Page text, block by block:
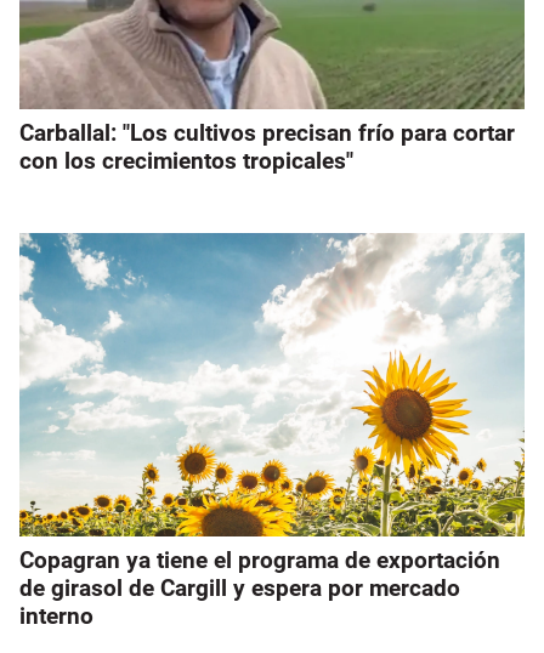
Carballal: "Los cultivos precisan frío para cortar
con los crecimientos tropicales"
Copagran ya tiene el programa de exportación
de girasol de Cargill y espera por mercado
interno